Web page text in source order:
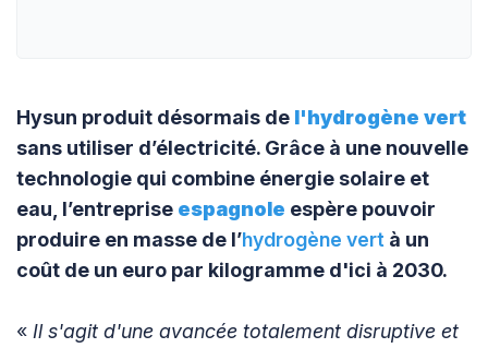
Hysun produit désormais de l'hydrogène vert
sans utiliser d’électricité. Grâce à une nouvelle
technologie qui combine énergie solaire et
eau, l’entreprise espagnole espère pouvoir
produire en masse de l’hydrogène vert à un
coût de un euro par kilogramme d'ici à 2030.
« Il s'agit d'une avancée totalement disruptive et